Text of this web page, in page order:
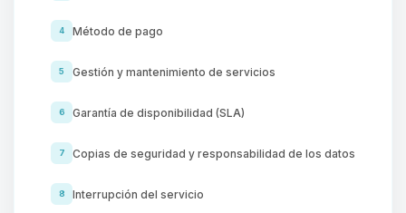
4 Método de pago
5 Gestión y mantenimiento de servicios
6 Garantía de disponibilidad (SLA)
7 Copias de seguridad y responsabilidad de los datos
8 Interrupción del servicio